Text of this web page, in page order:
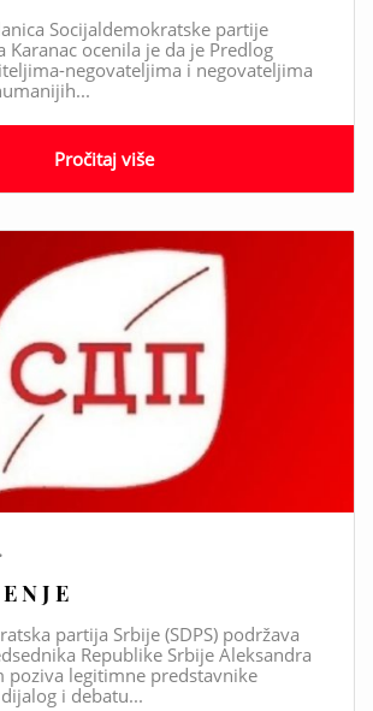
Socijaldemokratske partije
Karanac ocenila je da je Predlog
negovateljima i negovateljima
Pročitaj više
N J E
partija Srbije (SDPS) podržava
Republike Srbije Aleksandra
poziva legitimne predstavnike
i debatu...